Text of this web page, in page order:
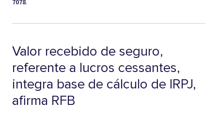
7078
Valor recebido de seguro,
referente a lucros cessantes,
integra base de cálculo de IRPJ,
afirma RFB